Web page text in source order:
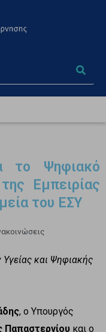
το Ψηφιακό
Εμπειρίας
του ΕΣΥ
και Ψηφιακής
, ο Υπουργός
Παπαστεργίου και ο